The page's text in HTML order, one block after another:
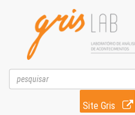
Site Gris